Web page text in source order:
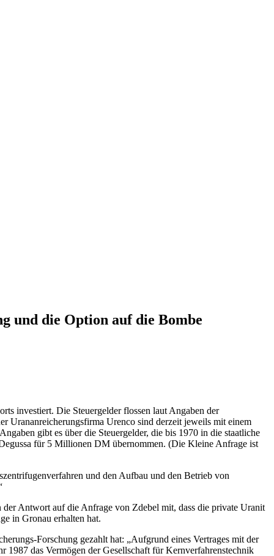
und die Option auf die Bombe
investiert. Die Steuergelder flossen laut Angaben der
Urananreicherungsfirma Urenco sind derzeit jeweils mit einem
gibt es über die Steuergelder, die bis 1970 in die staatliche
für 5 Millionen DM übernommen. (Die Kleine Anfrage ist
und den Aufbau und den Betrieb von
Antwort auf die Anfrage von Zdebel mit, dass die private Uranit
in Gronau erhalten hat.
Forschung gezahlt hat: „Aufgrund eines Vertrages mit der
das Vermögen der Gesellschaft für Kernverfahrenstechnik